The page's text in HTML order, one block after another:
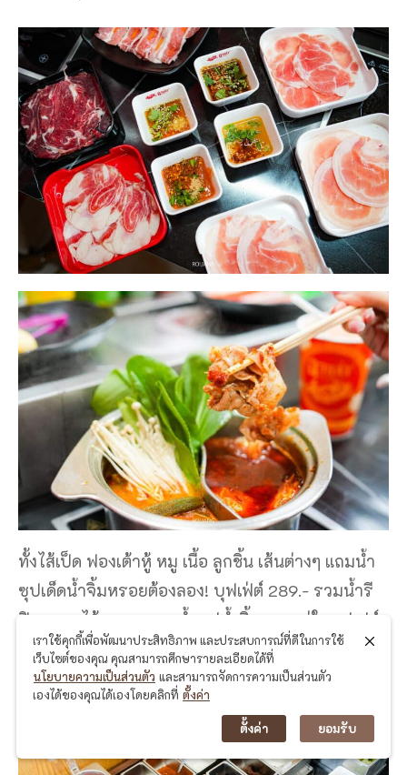
ทั้งไส้เป็ด ฟองเต้าหู้ หมู เนื้อ ลูกชิ้น เส้นต่างๆ แถมน้ำ
ซุปเด็ดน้ำจิ้มหรอยต้องลอง! บุฟเฟ่ต์ 289.- รวมน้ำรี
ฟิล & ผลไม้,ของหวาน น้ำซุปน้ำจิ้มรวมอยู่ในบุฟเฟต์
น้ำซุปหลายรสชาติ หมาล่าต้นตำรับจีน
เราใช้คุกกี้เพื่อพัฒนาประสิทธิภาพ และประสบการณ์ที่ดีในการใช้
เว็บไซต์ของคุณ คุณสามารถศึกษารายละเอียดได้ที่
นโยบายความเป็นส่วนตัว และสามารถจัดการความเป็นส่วนตัว
เองได้ของคุณได้เองโดยคลิกที่ ตั้งค่า
ตั้งค่า ยอมรับ